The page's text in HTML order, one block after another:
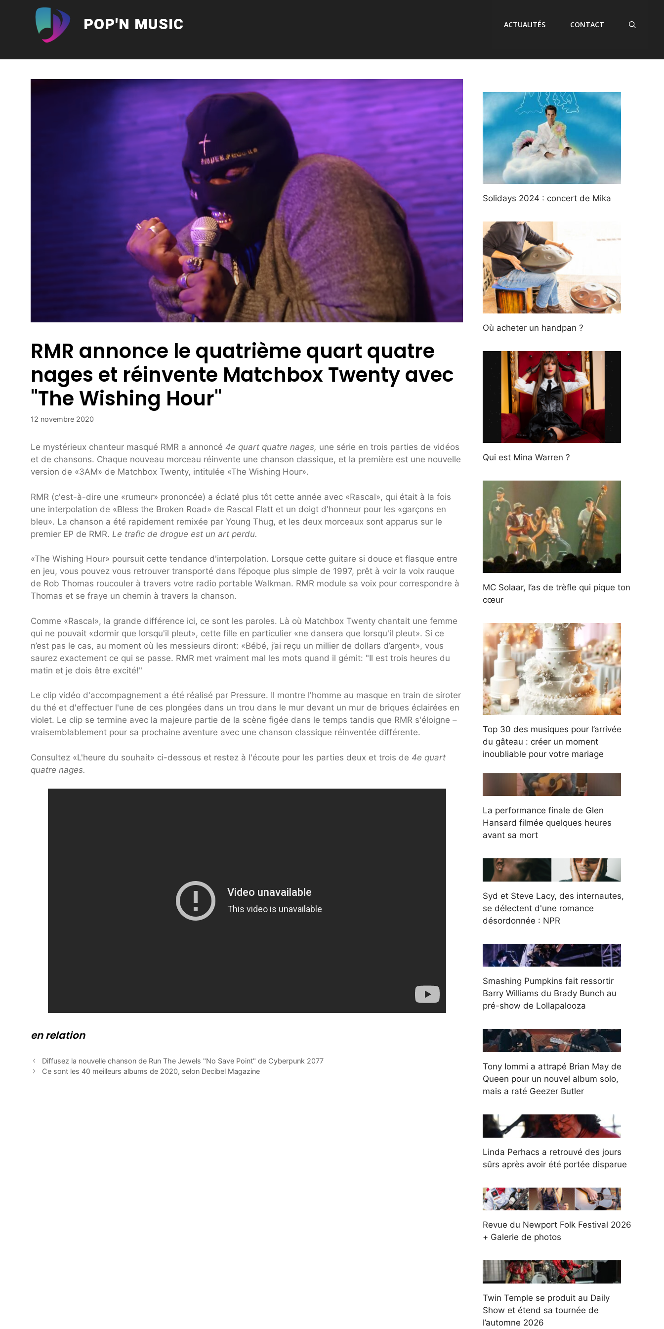
POP'N MUSIC ACTUALITÉS CONTACT
RMR annonce le quatrième quart quatre
nages et réinvente Matchbox Twenty avec
"The Wishing Hour"
12 novembre 2020
Le mystérieux chanteur masqué RMR a annoncé 4e quart quatre nages, une série en trois parties de vidéos
et de chansons. Chaque nouveau morceau réinvente une chanson classique, et la première est une nouvelle
version de «3AM» de Matchbox Twenty, intitulée «The Wishing Hour».
RMR (c'est-à-dire une «rumeur» prononcée) a éclaté plus tôt cette année avec «Rascal», qui était à la fois
une interpolation de «Bless the Broken Road» de Rascal Flatt et un doigt d'honneur pour les «garçons en
bleu». La chanson a été rapidement remixée par Young Thug, et les deux morceaux sont apparus sur le
premier EP de RMR. Le trafic de drogue est un art perdu.
«The Wishing Hour» poursuit cette tendance d'interpolation. Lorsque cette guitare si douce et flasque entre
en jeu, vous pouvez vous retrouver transporté dans l’époque plus simple de 1997, prêt à voir la voix rauque
de Rob Thomas roucouler à travers votre radio portable Walkman. RMR module sa voix pour correspondre à
Thomas et se fraye un chemin à travers la chanson.
Comme «Rascal», la grande différence ici, ce sont les paroles. Là où Matchbox Twenty chantait une femme
qui ne pouvait «dormir que lorsqu'il pleut», cette fille en particulier «ne dansera que lorsqu'il pleut». Si ce
n’est pas le cas, au moment où les messieurs diront: «Bébé, j’ai reçu un millier de dollars d’argent», vous
saurez exactement ce qui se passe. RMR met vraiment mal les mots quand il gémit: "Il est trois heures du
matin et je dois être excité!"
Le clip vidéo d'accompagnement a été réalisé par Pressure. Il montre l'homme au masque en train de siroter
du thé et d'effectuer l'une de ces plongées dans un trou dans le mur devant un mur de briques éclairées en
violet. Le clip se termine avec la majeure partie de la scène figée dans le temps tandis que RMR s'éloigne –
vraisemblablement pour sa prochaine aventure avec une chanson classique réinventée différente.
Consultez «L'heure du souhait» ci-dessous et restez à l'écoute pour les parties deux et trois de 4e quart
quatre nages.
en relation
Diffusez la nouvelle chanson de Run The Jewels "No Save Point" de Cyberpunk 2077
Ce sont les 40 meilleurs albums de 2020, selon Decibel Magazine
Solidays 2024 : concert de Mika
Où acheter un handpan ?
Qui est Mina Warren ?
MC Solaar, l’as de trèfle qui pique ton
cœur
Top 30 des musiques pour l’arrivée
du gâteau : créer un moment
inoubliable pour votre mariage
La performance finale de Glen
Hansard filmée quelques heures
avant sa mort
Syd et Steve Lacy, des internautes,
se délectent d'une romance
désordonnée : NPR
Smashing Pumpkins fait ressortir
Barry Williams du Brady Bunch au
pré-show de Lollapalooza
Tony Iommi a attrapé Brian May de
Queen pour un nouvel album solo,
mais a raté Geezer Butler
Linda Perhacs a retrouvé des jours
sûrs après avoir été portée disparue
Revue du Newport Folk Festival 2026
+ Galerie de photos
Twin Temple se produit au Daily
Show et étend sa tournée de
l’automne 2026